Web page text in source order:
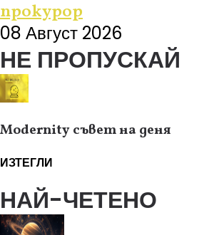
прокурор
08 Август 2026
НЕ ПРОПУСКАЙ
Modernity съвет на деня
ИЗТЕГЛИ
НАЙ-ЧЕТЕНО